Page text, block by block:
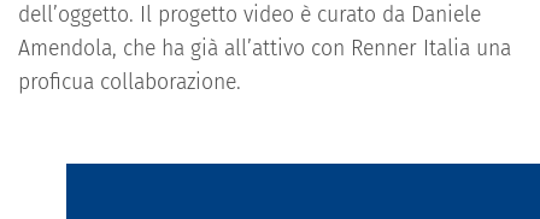
dell’oggetto. Il progetto video è curato da Daniele
Amendola, che ha già all’attivo con Renner Italia una
proficua collaborazione.